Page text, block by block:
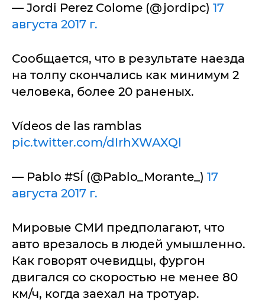
— Jordi Perez Colome (@jordipc) 17
августа 2017 г.
Сообщается, что в результате наезда
на толпу скончались как минимум 2
человека, более 20 раненых.
Vídeos de las ramblas
pic.twitter.com/dIrhXWAXQl
— Pablo #SÍ (@Pablo_Morante_) 17
августа 2017 г.
Мировые СМИ предполагают, что
авто врезалось в людей умышленно.
Как говорят очевидцы, фургон
двигался со скоростью не менее 80
км/ч, когда заехал на тротуар.